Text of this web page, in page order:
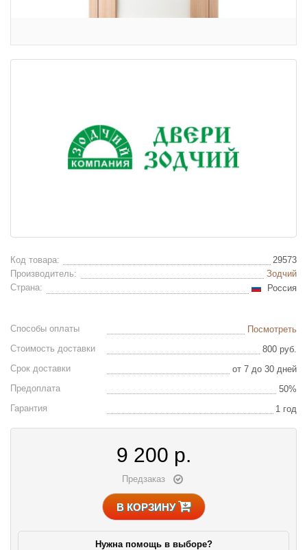
Код товара:
29573
Производитель:
Зодчий
Страна:
Россия
Способы оплаты
Посмотреть
Стоимость доставки
800 руб.
Срок доставки
от 7 до 30 дней
Предоплата
50%
Гарантия
1 год
9 200 р.
Предзаказ
В КОРЗИНУ
Нужна помощь в выборе?